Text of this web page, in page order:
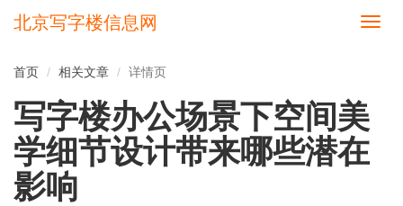
切
北京写字楼信息网
首页 相关文章 详情页
写字楼办公场景下空间美
学细节设计带来哪些潜在
影响